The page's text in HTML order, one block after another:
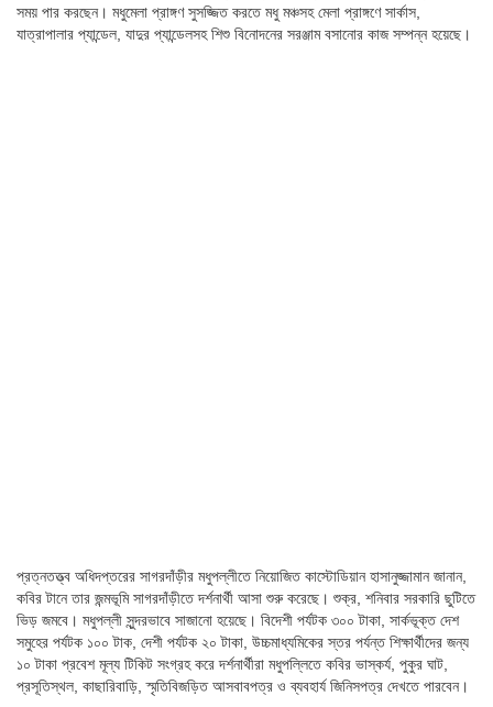
সময় পার করছেন। মধুমেলা প্রাঙ্গণ সুসজ্জিত করতে মধু মঞ্চসহ মেলা প্রাঙ্গণে সার্কাস,
যাত্রাপালার প্যান্ডেল, যাদুর প্যান্ডেলসহ শিশু বিনোদনের সরঞ্জাম বসানোর কাজ সম্পন্ন হয়েছে।
প্রত্নতত্ত্ব অধিদপ্তরের সাগরদাঁড়ীর মধুপল্লীতে নিয়োজিত কাস্টোডিয়ান হাসানুজ্জামান জানান,
কবির টানে তার জন্মভূমি সাগরদাঁড়ীতে দর্শনার্থী আসা শুরু করেছে। শুক্র, শনিবার সরকারি ছুটিতে
ভিড় জমবে। মধুপল্লী সুন্দরভাবে সাজানো হয়েছে। বিদেশী পর্যটক ৩০০ টাকা, সার্কভূক্ত দেশ
সমুহের পর্যটক ১০০ টাক, দেশী পর্যটক ২০ টাকা, উচ্চমাধ্যমিকের স্তর পর্যন্ত শিক্ষার্থীদের জন্য
১০ টাকা প্রবেশ মূল্য টিকিট সংগ্রহ করে দর্শনার্থীরা মধুপল্লিতে কবির ভাস্কর্য, পুকুর ঘাট,
প্রসূতিস্থল, কাছারিবাড়ি, স্মৃতিবিজড়িত আসবাবপত্র ও ব্যবহার্য জিনিসপত্র দেখতে পারবেন।